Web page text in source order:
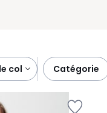
col catégorie